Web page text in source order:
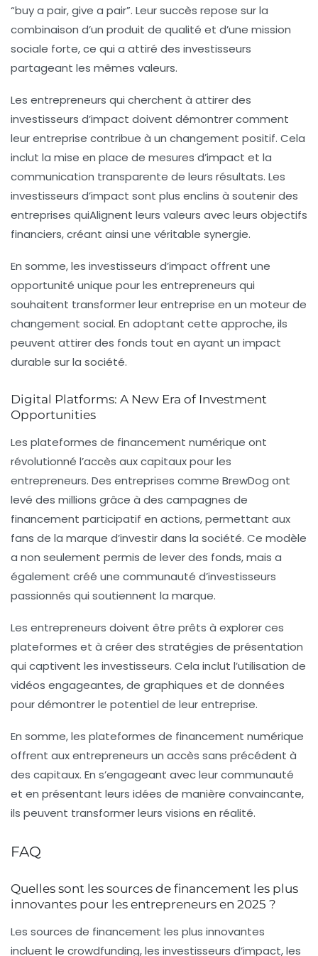
“buy a pair, give a pair”. Leur succès repose sur la
combinaison d’un produit de qualité et d’une mission
sociale forte, ce qui a attiré des investisseurs
partageant les mêmes valeurs.
Les entrepreneurs qui cherchent à attirer des
investisseurs d’impact doivent démontrer comment
leur entreprise contribue à un changement positif. Cela
inclut la mise en place de mesures d’impact et la
communication transparente de leurs résultats. Les
investisseurs d’impact sont plus enclins à soutenir des
entreprises quiAlignent leurs valeurs avec leurs objectifs
financiers, créant ainsi une véritable synergie.
En somme, les investisseurs d’impact offrent une
opportunité unique pour les entrepreneurs qui
souhaitent transformer leur entreprise en un moteur de
changement social. En adoptant cette approche, ils
peuvent attirer des fonds tout en ayant un impact
durable sur la société.
Digital Platforms: A New Era of Investment
Opportunities
Les plateformes de financement numérique ont
révolutionné l’accès aux capitaux pour les
entrepreneurs. Des entreprises comme BrewDog ont
levé des millions grâce à des campagnes de
financement participatif en actions, permettant aux
fans de la marque d’investir dans la société. Ce modèle
a non seulement permis de lever des fonds, mais a
également créé une communauté d’investisseurs
passionnés qui soutiennent la marque.
Les entrepreneurs doivent être prêts à explorer ces
plateformes et à créer des stratégies de présentation
qui captivent les investisseurs. Cela inclut l’utilisation de
vidéos engageantes, de graphiques et de données
pour démontrer le potentiel de leur entreprise.
En somme, les plateformes de financement numérique
offrent aux entrepreneurs un accès sans précédent à
des capitaux. En s’engageant avec leur communauté
et en présentant leurs idées de manière convaincante,
ils peuvent transformer leurs visions en réalité.
FAQ
Quelles sont les sources de financement les plus
innovantes pour les entrepreneurs en 2025 ?
Les sources de financement les plus innovantes
incluent le crowdfunding, les investisseurs d’impact, les